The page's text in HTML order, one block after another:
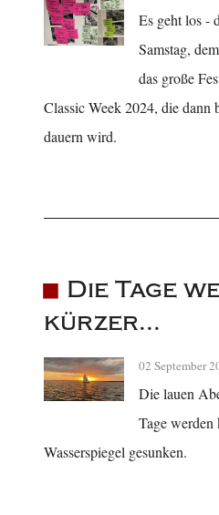
Es geht los -
Samstag,
das große
Classic Week 2024, die dann
dauern wird.
Die Tage
kürzer...
02 September
Die lauen
Tage
Wasserspiegel gesunken.